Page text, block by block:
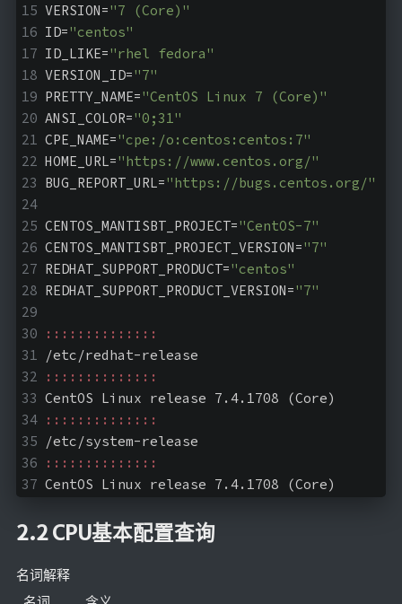
VERSION="7 (Core)"
ID="centos"
ID_LIKE="rhel fedora"
VERSION_ID="7"
PRETTY_NAME="CentOS Linux 7 (Core)"
ANSI_COLOR="0;31"
CPE_NAME="cpe:/o:centos:centos:7"
HOME_URL="https://www.centos.org/"
BUG_REPORT_URL="https://bugs.centos.org/"
CENTOS_MANTISBT_PROJECT="CentOS-7"
CENTOS_MANTISBT_PROJECT_VERSION="7"
REDHAT_SUPPORT_PRODUCT="centos"
REDHAT_SUPPORT_PRODUCT_VERSION="7"
::::::::::::::
/etc/redhat-release
::::::::::::::
CentOS Linux release 7.4.1708 (Core)
::::::::::::::
/etc/system-release
::::::::::::::
CentOS Linux release 7.4.1708 (Core)
2.2 CPU基本配置查询
名词解释